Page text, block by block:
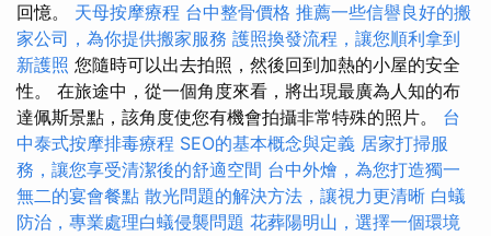
回憶。 天母按摩療程 台中整骨價格 推薦一些信譽良好的搬
家公司，為你提供搬家服務 護照換發流程，讓您順利拿到
新護照 您隨時可以出去拍照，然後回到加熱的小屋的安全
性。 在旅途中，從一個角度來看，將出現最廣為人知的布
達佩斯景點，該角度使您有機會拍攝非常特殊的照片。 台
中泰式按摩排毒療程 SEO的基本概念與定義 居家打掃服
務，讓您享受清潔後的舒適空間 台中外燴，為您打造獨一
無二的宴會餐點 散光問題的解決方法，讓視力更清晰 白蟻
防治，專業處理白蟻侵襲問題 花葬陽明山，選擇一個環境